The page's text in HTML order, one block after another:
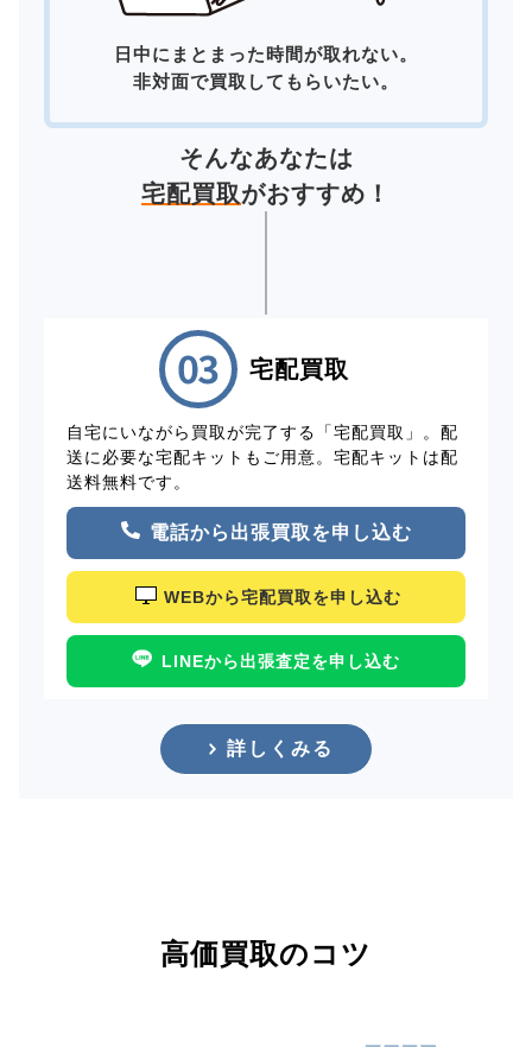
日中にまとまった時間が取れない。
非対面で買取してもらいたい。
そんなあなたは
宅配買取がおすすめ！
宅配買取
自宅にいながら買取が完了する「宅配買取」。配
送に必要な宅配キットもご用意。宅配キットは配
送料無料です。
電話から出張買取を申し込む
WEBから宅配買取を申し込む
LINEから出張査定を申し込む
詳しくみる
高価買取のコツ